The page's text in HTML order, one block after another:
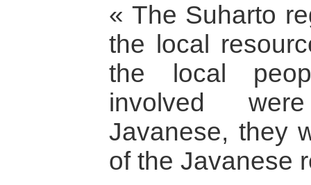
« The Suharto
the local
the local
involved
Javanese, they
of the Javanese